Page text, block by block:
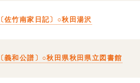
〔佐竹南家日記〕○秋田湯沢
〔義和公譜〕○秋田県秋田県立図書館